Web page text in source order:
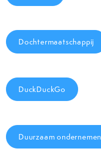
Dochtermaatschappij
DuckDuckGo
Duurzaam ondernemen